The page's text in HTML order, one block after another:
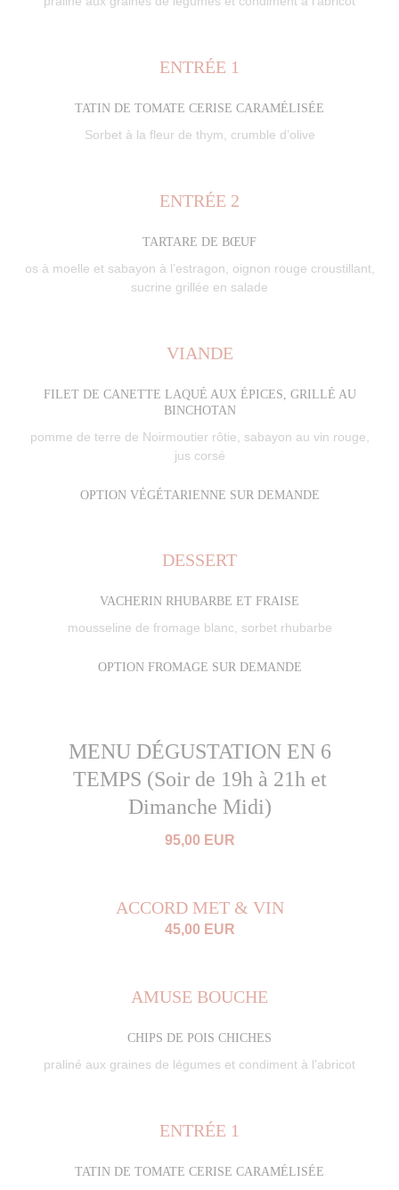
ENTRÉE 1
TATIN DE TOMATE CERISE CARAMÉLISÉE
Sorbet à la fleur de thym, crumble d’olive
ENTRÉE 2
TARTARE DE BŒUF
os à moelle et sabayon à l’estragon, oignon rouge croustillant,
sucrine grillée en salade
VIANDE
FILET DE CANETTE LAQUÉ AUX ÉPICES, GRILLÉ AU
BINCHOTAN
pomme de terre de Noirmoutier rôtie, sabayon au vin rouge,
jus corsé
OPTION VÉGÉTARIENNE SUR DEMANDE
DESSERT
VACHERIN RHUBARBE ET FRAISE
mousseline de fromage blanc, sorbet rhubarbe
OPTION FROMAGE SUR DEMANDE
MENU DÉGUSTATION EN 6
TEMPS (Soir de 19h à 21h et
Dimanche Midi)
95,00 EUR
ACCORD MET & VIN
45,00 EUR
AMUSE BOUCHE
CHIPS DE POIS CHICHES
praliné aux graines de légumes et condiment à l’abricot
ENTRÉE 1
TATIN DE TOMATE CERISE CARAMÉLISÉE